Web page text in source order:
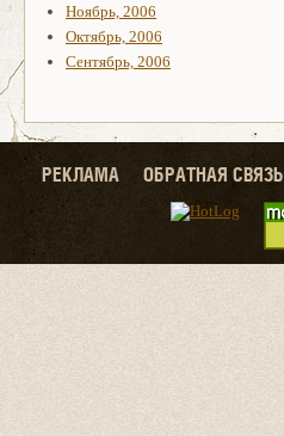
Ноябрь, 2006
Октябрь, 2006
Сентябрь, 2006
РЕКЛАМА ОБРАТНАЯ СВЯЗЬ